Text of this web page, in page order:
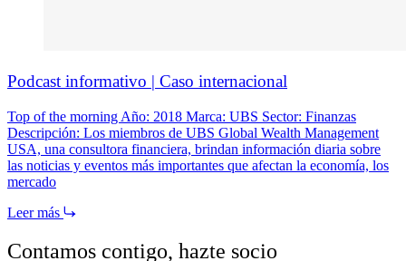
Podcast informativo | Caso internacional
Top of the morning Año: 2018 Marca: UBS Sector: Finanzas
Descripción: Los miembros de UBS Global Wealth Management
USA, una consultora financiera, brindan información diaria sobre
las noticias y eventos más importantes que afectan la economía, los
mercado
Leer más
Contamos contigo, hazte socio